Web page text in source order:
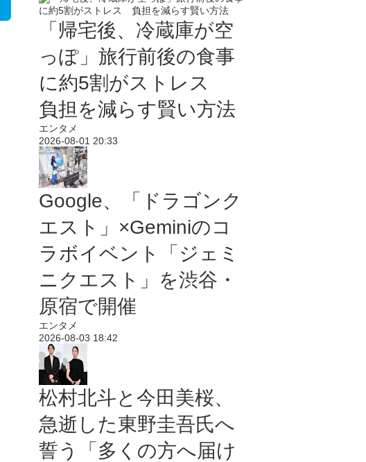
「帰宅後、冷蔵庫が空
っぽ」旅行前後の食事
に約5割がストレス
負担を減らす賢い方法
エンタメ
2026-08-01 20:33
Google、「ドラゴンク
エスト」×Geminiのコ
ラボイベント「ジェミ
ニクエスト」を渋谷・
原宿で開催
エンタメ
2026-08-03 18:42
松村北斗と今田美桜、
急逝した東野圭吾氏へ
誓う「多くの方へ届け